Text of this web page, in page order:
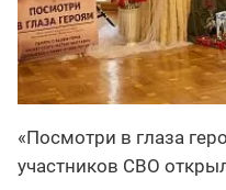
«Посмотри в глаза
участников СВО